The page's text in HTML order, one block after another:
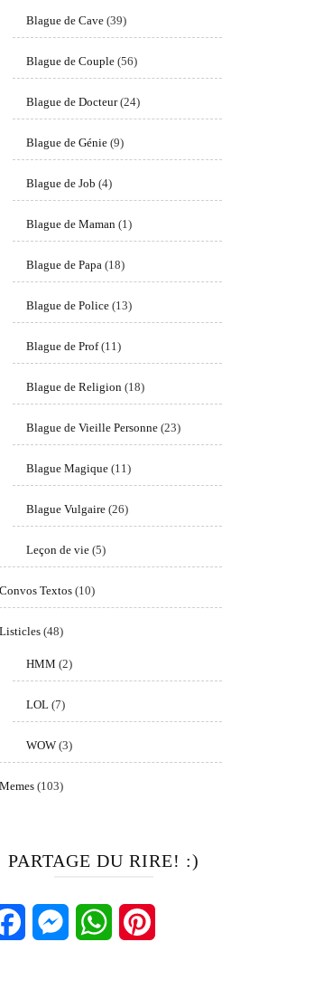
Blague de Cave(39)
Blague de Couple(56)
Blague de Docteur(24)
Blague de Génie(9)
Blague de Job (4)
Blague de Maman(1)
Blague de Papa(18)
Blague de Police(13)
Blague de Prof(11)
Blague de Religion(18)
Blague de Vieille Personne(23)
Blague Magique(11)
Blague Vulgaire(26)
Leçon de vie(5)
Convos Textos(10)
Listicles(48)
HMM (2)
LOL(7)
WOW(3)
Memes(103)
PARTAGE DU RIRE! :)